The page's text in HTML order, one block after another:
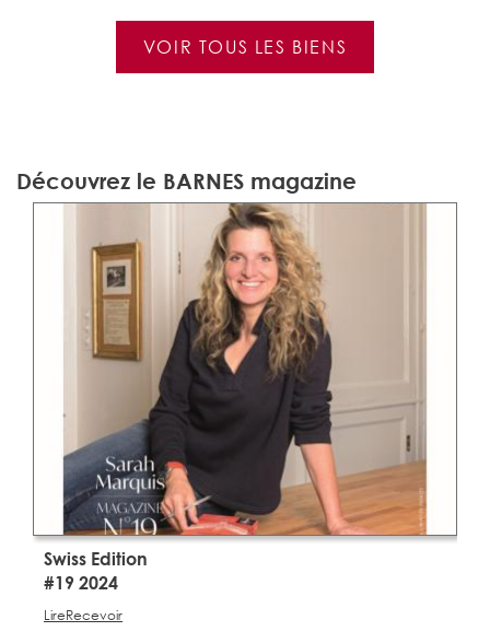
VOIR TOUS LES BIENS
Découvrez le BARNES magazine
Swiss Edition
#19 2024
LireRecevoir